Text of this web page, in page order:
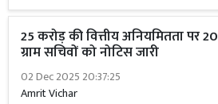
25 करोड़ की वित्तीय अनियमितता पर 20
ग्राम सचिवों को नोटिस जारी
02 Dec 2025 20:37:25
Amrit Vichar